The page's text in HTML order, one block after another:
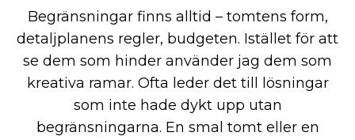
Begränsningar finns alltid – tomtens form,
detaljplanens regler, budgeten. Istället för att
se dem som hinder använder jag dem som
kreativa ramar. Ofta leder det till lösningar
som inte hade dykt upp utan
begränsningarna. En smal tomt eller en